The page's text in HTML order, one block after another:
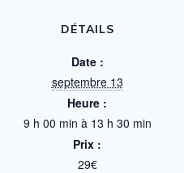
DÉTAILS
Date :
septembre 13
Heure :
9 h 00 min à 13 h 30 min
Prix :
29€